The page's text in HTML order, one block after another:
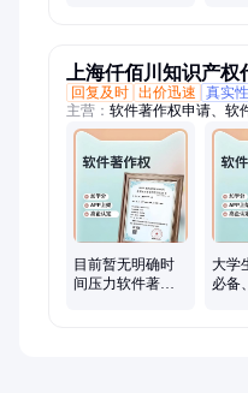
上海仟佰川知识产权
回复及时 出价迅速 真实
主营： 软件著作权申请、软
目前暂无明确时
间压力软件著作
大学
必备